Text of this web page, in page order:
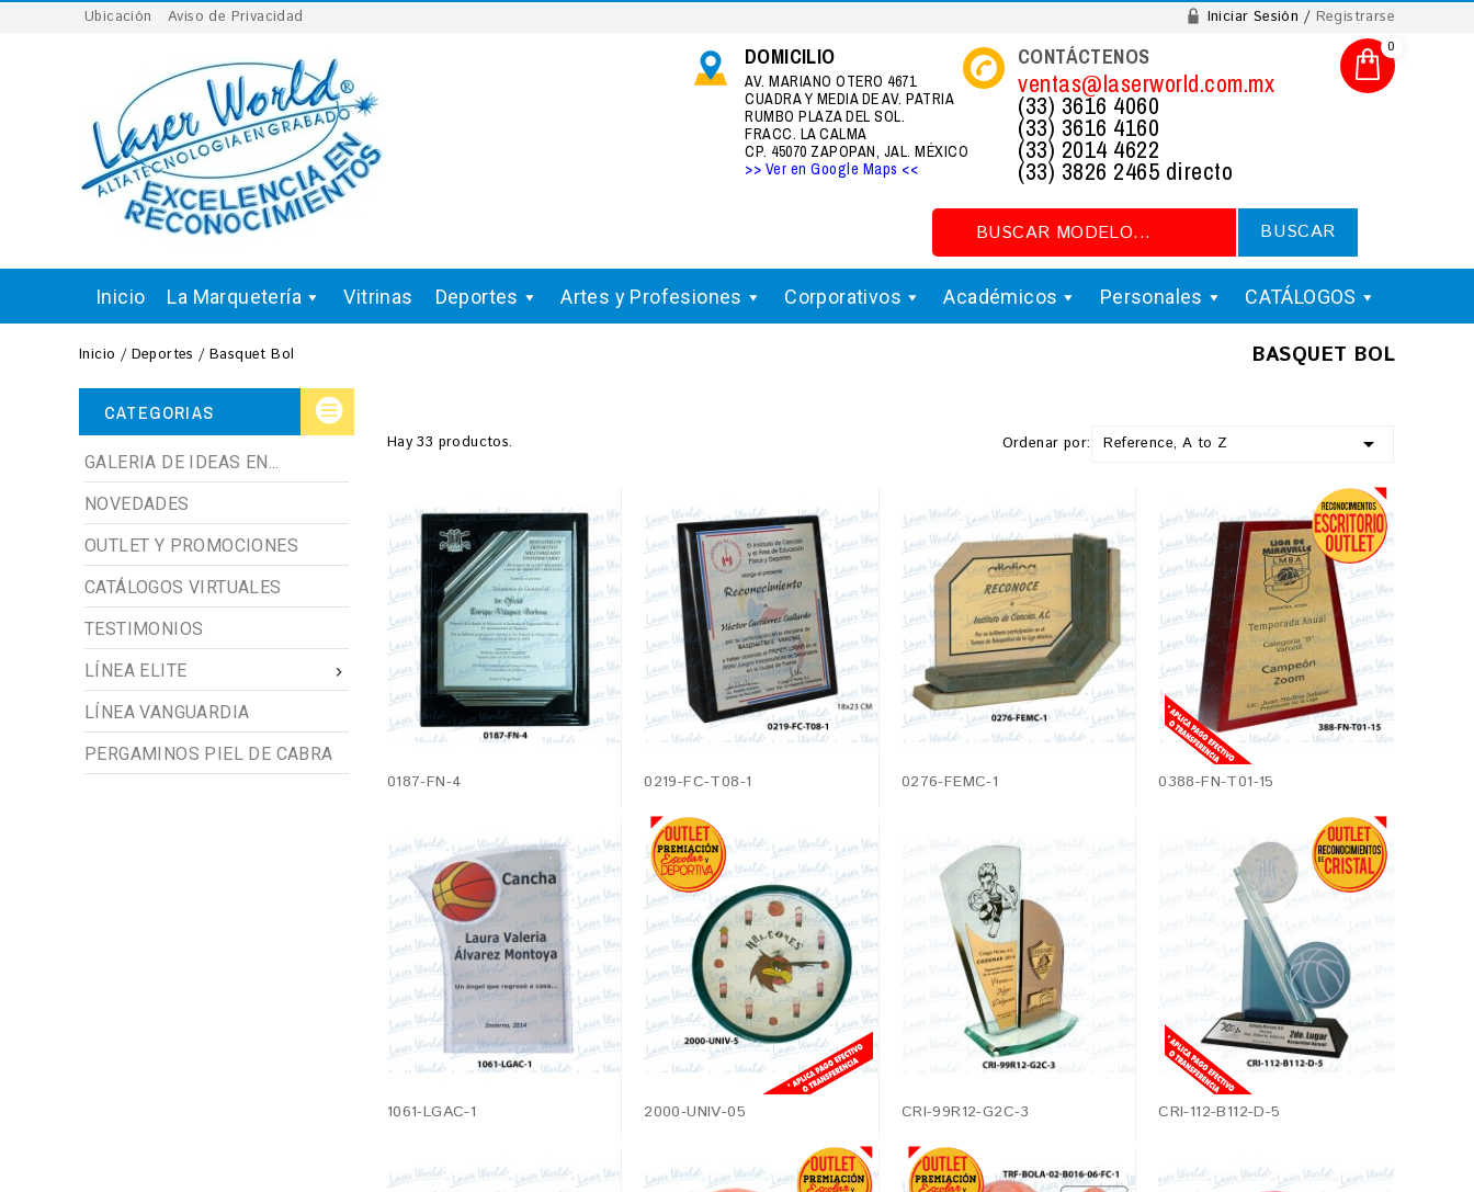
Ubicación Aviso de Privacidad Iniciar Sesión Registrarse
0
DOMICILIO
AV. MARIANO OTERO 4671
CUADRA Y MEDIA DE AV. PATRIA
RUMBO PLAZA DEL SOL.
FRACC. LA CALMA
CP. 45070 ZAPOPAN, JAL. MÉXICO
>> Ver en Google Maps <<
CONTÁCTENOS
ventas@laserworld.com.mx
(33) 3616 4060
(33) 3616 4160
(33) 2014 4622
(33) 3826 2465 directo
BUSCAR
Inicio La Marquetería Vitrinas Deportes Artes y Profesiones Corporativos Académicos Personales CATÁLOGOS
BASQUET BOL
Inicio Deportes Basquet Bol
CATEGORIAS
GALERIA DE IDEAS EN...
NOVEDADES
OUTLET Y PROMOCIONES
CATÁLOGOS VIRTUALES
TESTIMONIOS

LÍNEA ELITE
LÍNEA VANGUARDIA
PERGAMINOS PIEL DE CABRA
Hay 33 productos. Ordenar por: Reference, A to Z 
0187-FN-4 0219-FC-T08-1 0276-FEMC-1 0388-FN-T01-15
1061-LGAC-1 2000-UNIV-05 CRI-99R12-G2C-3 CRI-112-B112-D-5